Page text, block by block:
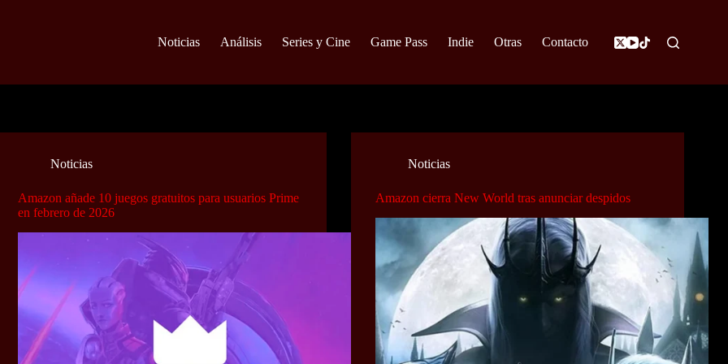
Noticias Análisis Series y Cine Game Pass Indie Otras Contacto
Noticias
Amazon añade 10 juegos gratuitos para usuarios Prime
en febrero de 2026
Noticias
Amazon cierra New World tras anunciar despidos